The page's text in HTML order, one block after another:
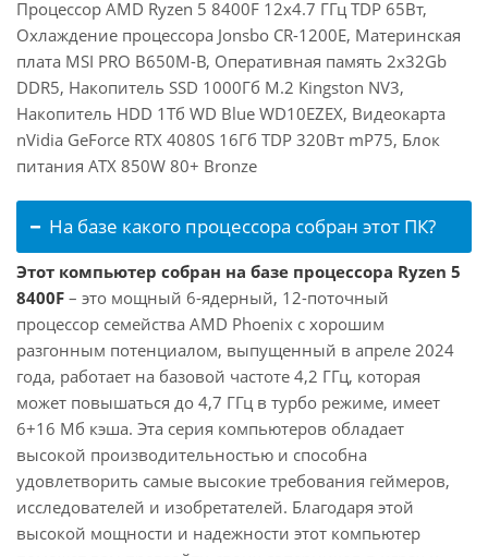
Процессор AMD Ryzen 5 8400F 12x4.7 ГГц TDP 65Вт,
Охлаждение процессора Jonsbo CR-1200E, Материнская
плата MSI PRO B650M-B, Оперативная память 2x32Gb
DDR5, Накопитель SSD 1000Гб M.2 Kingston NV3,
Накопитель HDD 1Тб WD Blue WD10EZEX, Видеокарта
nVidia GeForce RTX 4080S 16Гб TDP 320Вт mP75, Блок
питания ATX 850W 80+ Bronze
На базе какого процессора собран этот ПК?
Этот компьютер собран на базе процессора Ryzen 5
8400F – это мощный 6-ядерный, 12-поточный
процессор семейства AMD Phoenix с хорошим
разгонным потенциалом, выпущенный в апреле 2024
года, работает на базовой частоте 4,2 ГГц, которая
может повышаться до 4,7 ГГц в турбо режиме, имеет
6+16 Мб кэша. Эта серия компьютеров обладает
высокой производительностью и способна
удовлетворить самые высокие требования геймеров,
исследователей и изобретателей. Благодаря этой
высокой мощности и надежности этот компьютер